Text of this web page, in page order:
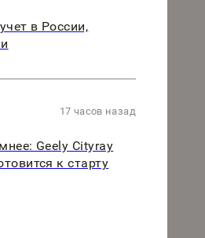
в России,
17 часов назад
Geely Cityray
к старту